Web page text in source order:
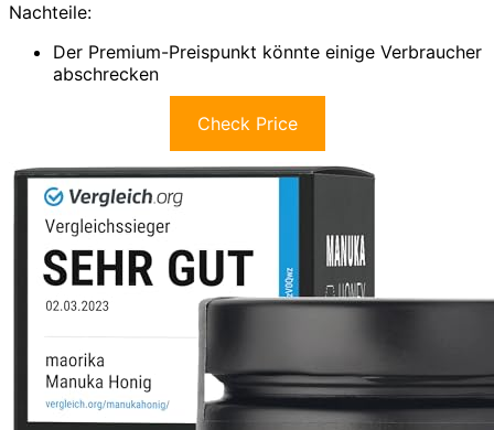
Nachteile:
Der Premium-Preispunkt könnte einige Verbraucher
abschrecken
Check Price